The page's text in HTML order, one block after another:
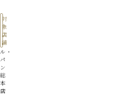
対
象
店
舗
ル・
パ
ン
総
本
店